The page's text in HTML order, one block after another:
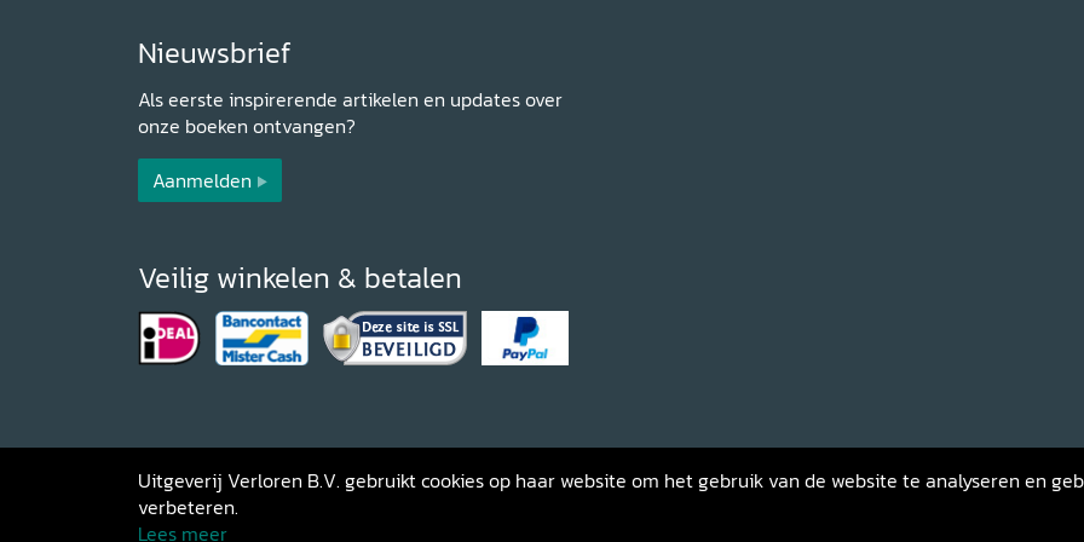
Nieuwsbrief
Als eerste inspirerende artikelen en updates over
onze boeken ontvangen?
Aanmelden
Veilig winkelen & betalen
Copyright 2026 Uitgeverij Verloren
Uitgeverij Verloren B.V. gebruikt cookies op haar website om het gebruik van de website te analyseren en
verbeteren.
Lees meer